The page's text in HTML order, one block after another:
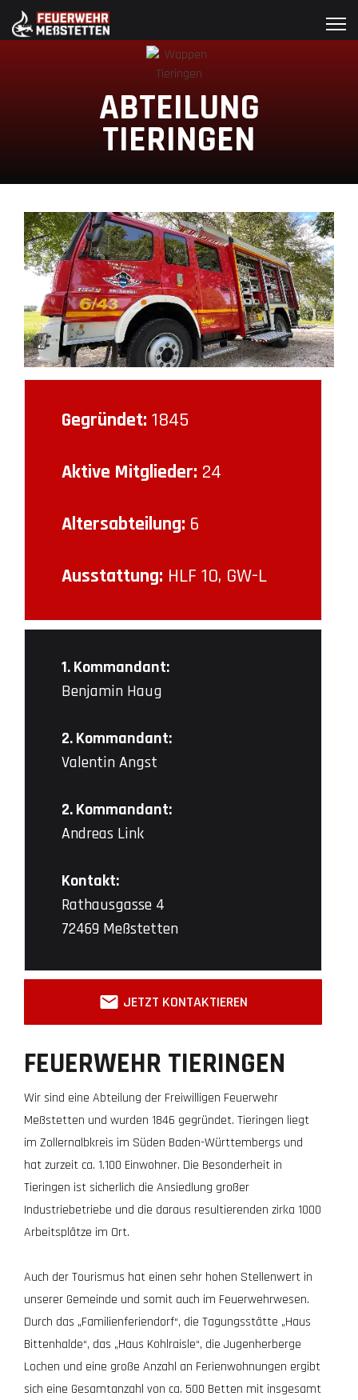
ABTEILUNG
TIERINGEN
FEUERWEHR TIERINGEN
Wir sind eine Abteilung der Freiwilligen Feuerwehr
Meßstetten und wurden 1846 gegründet. Tieringen liegt
im Zollernalbkreis im Süden Baden-Württembergs und
hat zurzeit ca. 1.100 Einwohner. Die Besonderheit in
Tieringen ist sicherlich die Ansiedlung großer
Industriebetriebe und die daraus resultierenden zirka 1000
Arbeitsplätze im Ort.
Auch der Tourismus hat einen sehr hohen Stellenwert in
unserer Gemeinde und somit auch im Feuerwehrwesen.
Durch das „Familienferiendorf“, die Tagungsstätte „Haus
Bittenhalde“, das „Haus Kohlraisle“, die Jugenherberge
Lochen und eine große Anzahl an Ferienwohnungen ergibt
sich eine Gesamtanzahl von ca. 500 Betten mit insgesamt
Gegründet: 1845
Aktive Mitglieder: 24
Altersabteilung: 6
Ausstattung: HLF 10, GW-L
1. Kommandant:
Benjamin Haug
2. Kommandant:
Valentin Angst
2. Kommandant:
Andreas Link
Kontakt:
Rathausgasse 4
72469 Meßstetten
JETZT KONTAKTIEREN